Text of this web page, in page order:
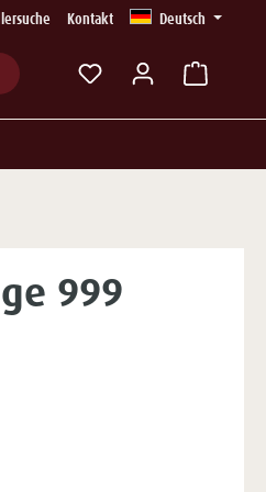
Kontakt Deutsch
Du hast 0 Produkte
999